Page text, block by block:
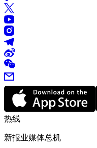
热线
新报业媒体总机